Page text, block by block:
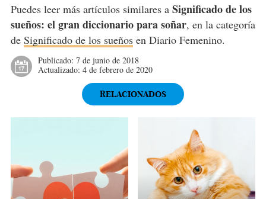
Puedes leer más artículos similares a Significado de los
sueños: el gran diccionario para soñar, en la categoría
de Significado de los sueñosen Diario Femenino.
Publicado: 7 de junio de 2018
Actualizado: 4 de febrero de 2020
RELACIONADOS